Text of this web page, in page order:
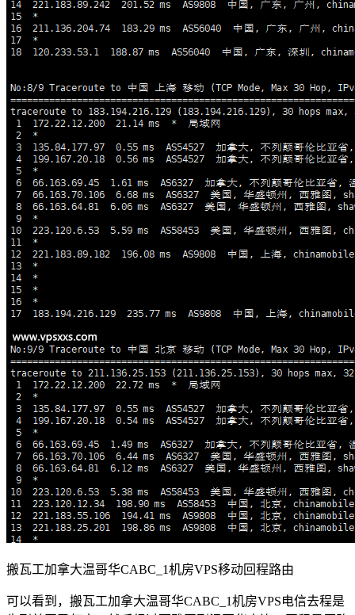
搬瓦工加拿大温哥华CABC_1机房VPS移动回程路由
可以看到，搬瓦工加拿大温哥华CABC_1机房VPS电信去程是